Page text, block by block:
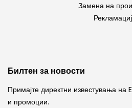
Замена на
Билтен за новости
Примајте директни известувања на
и промоции.